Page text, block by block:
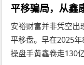
平移骗局，从鑫
安裕财富并非凭空出
平移盘。早在2025年
操盘手黄鑫卷走130